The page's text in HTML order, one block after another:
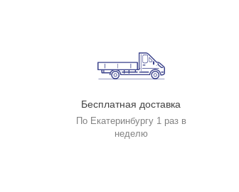
Бесплатная доставка
По Екатеринбургу 1 раз в
неделю